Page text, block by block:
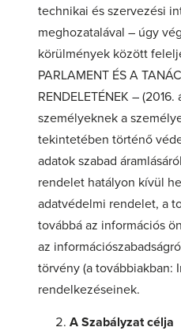
technikai és szervezési
meghozatalával – úgy
körülmények között
PARLAMENT ÉS A
RENDELETÉNEK –
személyeknek a
tekintetében történő
adatok szabad
rendelet hatályon kívül
adatvédelmi rendelet, a
továbbá az információs
az
törvény (a továbbiakban:
rendelkezéseinek.
A Szabályzat célja